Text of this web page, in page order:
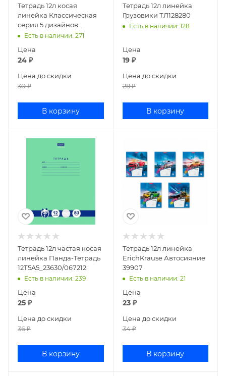
Тетрадь 12л косая
линейка Классическая
серия 5 дизайнов
ТКЛ127416
Есть в наличии: 271
Цена
24 ₽
Цена до скидки
30₽
В корзину
Тетрадь 12л линейка
Грузовики ТЛ128280
Есть в наличии: 128
Цена
19₽
Цена до скидки
28₽
В корзину
Тетрадь 12л частая косая
линейка Панда-Тетрадь
12Т5A5_23630/067212
Есть в наличии: 239
Цена
25 ₽
Цена до скидки
36₽
В корзину
Тетрадь 12л линейка
ErichKrause Автосияние
39907
Есть в наличии: 21
Цена
23₽
Цена до скидки
34₽
В корзину